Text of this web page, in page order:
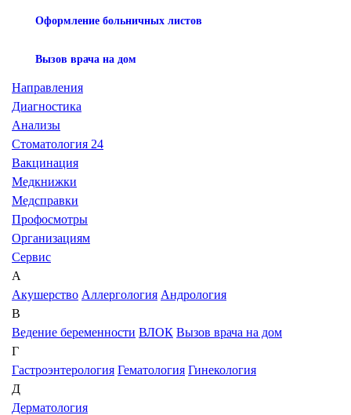
Оформление больничных листов
Вызов врача на дом
Направления
Диагностика
Анализы
Стоматология 24
Вакцинация
Медкнижки
Медсправки
Профосмотры
Организациям
Сервис
А
Акушерство Аллергология Андрология
В
Ведение беременности ВЛОК Вызов врача на дом
Г
Гастроэнтерология Гематология Гинекология
Д
Дерматология